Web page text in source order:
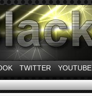
TWITTER YOUTUBE